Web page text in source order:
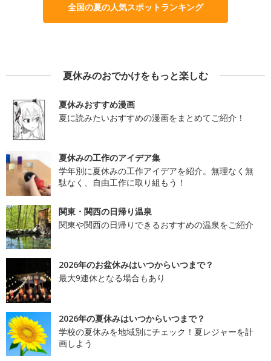
全国の夏の人気スポットランキング
夏休みのおでかけをもっと楽しむ
夏休みおすすめ漫画
夏に読みたいおすすめの漫画をまとめてご紹介！
夏休みの工作のアイデア集
学年別に夏休みの工作アイデアを紹介。無理なく無
駄なく、自由工作に取り組もう！
関東・関西の日帰り温泉
関東や関西の日帰りできるおすすめの温泉をご紹介
2026年のお盆休みはいつからいつまで？
最大9連休となる場合もあり
2026年の夏休みはいつからいつまで？
学校の夏休みを地域別にチェック！夏レジャーを計
画しよう